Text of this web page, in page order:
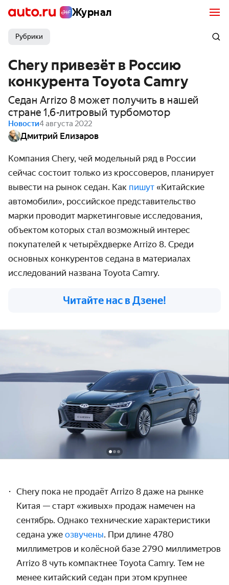
Журнал
Рубрики
Chery привезёт в Россию
конкурента Toyota Camry
Седан Arrizo 8 может получить в нашей
стране 1,6-литровый турбомотор
Новости4 августа 2022
Дмитрий Елизаров
Компания Chery, чей модельный ряд в России
сейчас состоит только из кроссоверов, планирует
вывести на рынок седан. Как пишут «Китайские
автомобили», российское представительство
марки проводит маркетинговые исследования,
объектом которых стал возможный интерес
покупателей к четырёхдверке Arrizo 8. Среди
основных конкурентов седана в материалах
исследований названа Toyota Camry.
Читайте нас в Дзене!
Chery пока не продаёт Arrizo 8 даже на рынке
Китая — старт «живых» продаж намечен на
сентябрь. Однако технические характеристики
седана уже озвучены. При длине 4780
миллиметров и колёсной базе 2790 миллиметров
Arrizo 8 чуть компактнее Toyota Camry. Тем не
менее китайский седан при этом крупнее